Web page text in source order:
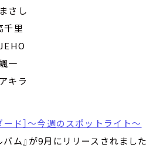
さし
里
一
キラ
ード］～今週のスポットライト～
ム』が9月にリリースされました